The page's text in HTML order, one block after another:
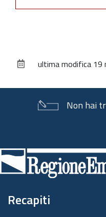
documentoultima modifica 19
Non hai
di
pagina
Recapiti